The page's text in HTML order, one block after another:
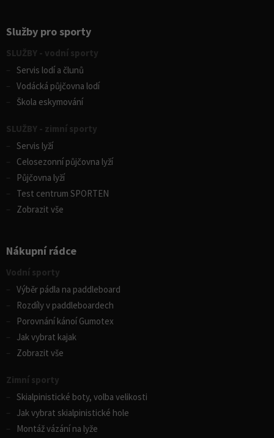
Služby pro sporty
SLUŽBY - vodní sporty
Servis lodí a člunů
Vodácká půjčovna lodí
Škola eskymování
SLUŽBY - zimní sporty
Servis lyží
Celosezonní půjčovna lyží
Půjčovna lyží
Test centrum SPORTEN
Zobrazit vše
Nákupní rádce
Vodní sporty
Výběr pádla na paddleboard
Rozdíly v paddleboardech
Porovnání kánoí Gumotex
Jak vybrat kajak
Zobrazit vše
Zimní sporty
Skialpinistické boty, volba velikosti
Jak vybrat skialpinistické hole
Montáž vázání na lyže